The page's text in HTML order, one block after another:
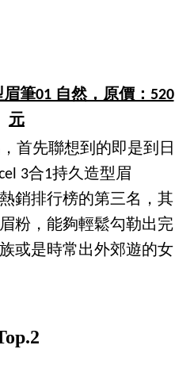
筆01 自然，原價：520
元
首先聯想到的即是到日
3合1持久造型眉
銷排行榜的第三名，其
粉，能夠輕鬆勾勒出完
或是時常出外郊遊的女